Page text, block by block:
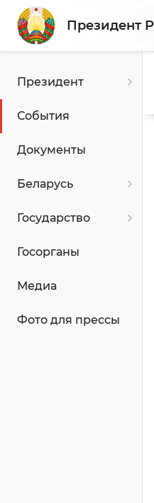
Президент
Президент
События
Документы
Беларусь
Государство
Госорганы
Медиа
Фото для прессы